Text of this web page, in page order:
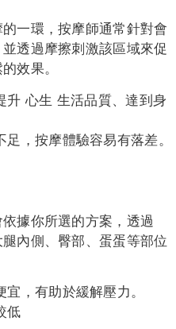
一環，按摩師通常針對會
透過摩擦刺激該區域來促
效果。
升 心生 生活品質、達到身
，按摩體驗容易有落差。
據你所選的方案，透過
內側、臀部、蛋蛋等部位
，有助於緩解壓力。
低